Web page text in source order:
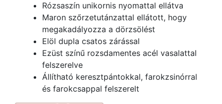
Rózsaszín unikornis nyomattal ellátva
Maron szőrzetutánzattal ellátott, hogy
megakadályozza a dörzsölést
Elöl dupla csatos zárással
Ezüst színű rozsdamentes acél vasalattal
felszerelve
Állítható keresztpántokkal, farokzsinórral
és farokcsappal felszerelt